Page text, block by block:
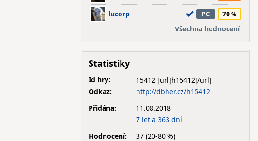
lucorp PC
70
Všechna hodnocení
Statistiky
Id hry:
15412
Odkaz:
http://dbher.cz/h15412
Přidána:
11.08.2018
7 let a 363 dní
Hodnocení:
37 (20-80 %)